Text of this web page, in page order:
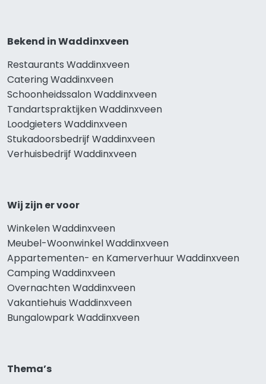
Bekend in Waddinxveen
Restaurants Waddinxveen
Catering Waddinxveen
Schoonheidssalon Waddinxveen
Tandartspraktijken Waddinxveen
Loodgieters Waddinxveen
Stukadoorsbedrijf Waddinxveen
Verhuisbedrijf Waddinxveen
Wij zijn er voor
Winkelen Waddinxveen
Meubel-Woonwinkel Waddinxveen
Appartementen- en Kamerverhuur Waddinxveen
Camping Waddinxveen
Overnachten Waddinxveen
Vakantiehuis Waddinxveen
Bungalowpark Waddinxveen
Thema’s